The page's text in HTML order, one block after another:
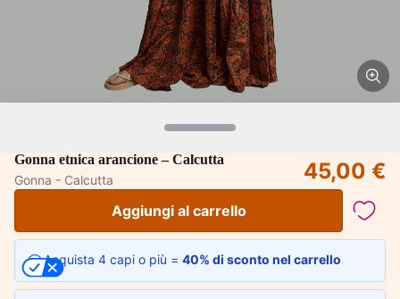
Gonna etnica arancione – Calcutta
Gonna - Calcutta
45,00 €
Aggiungi al carrello
Acquista 4 capi o più = 40% di sconto nel carrello